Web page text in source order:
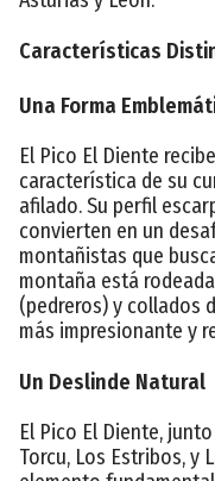
Características
Una Forma
El Pico El Diente
característica de su
afilado. Su perfil
convierten en un
montañistas que
montaña está
(pedreros) y collados
más impresionante y
Un Deslinde Natural
El Pico El Diente,
Torcu, Los Estribos, y